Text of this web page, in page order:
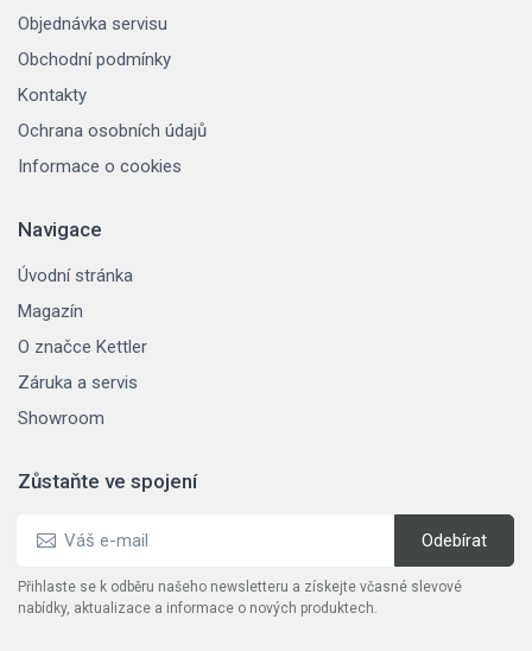
Objednávka servisu
Obchodní podmínky
Kontakty
Ochrana osobních údajů
Informace o cookies
Navigace
Úvodní stránka
Magazín
O značce Kettler
Záruka a servis
Showroom
Zůstaňte ve spojení
Přihlaste se k odběru našeho newsletteru a získejte včasné slevové
nabídky, aktualizace a informace o nových produktech.